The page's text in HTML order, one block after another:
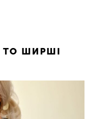
ТО ШИРШІ